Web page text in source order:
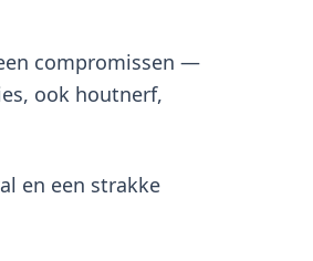
compromissen —
ook houtnerf,
en een strakke